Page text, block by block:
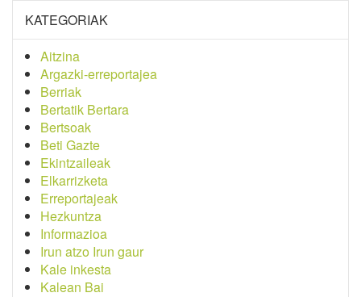
KATEGORIAK
Aitzina
Argazki-erreportajea
Berriak
Bertatik Bertara
Bertsoak
Beti Gazte
Ekintzaileak
Elkarrizketa
Erreportajeak
Hezkuntza
Informazioa
Irun atzo Irun gaur
Kale inkesta
Kalean Bai